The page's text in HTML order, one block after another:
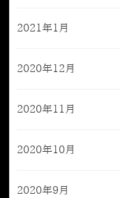
2021年1月
2020年12月
2020年11月
2020年10月
2020年9月